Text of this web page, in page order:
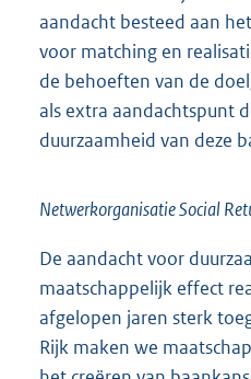
aandacht besteed aan
voor matching en
de behoeften van de
als extra aandachtspunt
duurzaamheid van deze
Netwerkorganisatie Social
De aandacht voor
maatschappelijk effect
afgelopen jaren sterk
Rijk maken we